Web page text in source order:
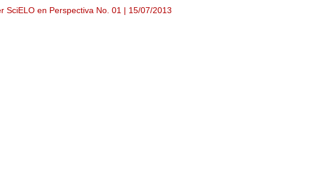
SciELO en Perspectiva No. 01 | 15/07/2013